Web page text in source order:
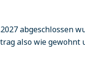
abgeschlossen
also wie